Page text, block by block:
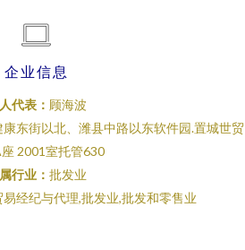
企业信息
代表： 顾海波
东街以北、潍县中路以东软件园.置城世贸
2001室托管630
行业： 批发业
易经纪与代理,批发业,批发和零售业